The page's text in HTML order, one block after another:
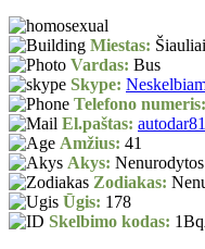
Miestas: Šiauliai
Vardas: Bus
Skype:
Telefono numeris:
El.paštas:
Amžius: 41
Akys: Nenurodytos
Zodiakas:
Ūgis: 178
Skelbimo kodas: